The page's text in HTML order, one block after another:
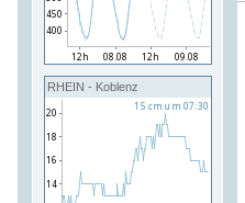
RHEIN - Koblenz